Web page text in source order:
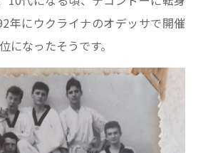
年にウクライナのオデッサで開催
になったそうです。